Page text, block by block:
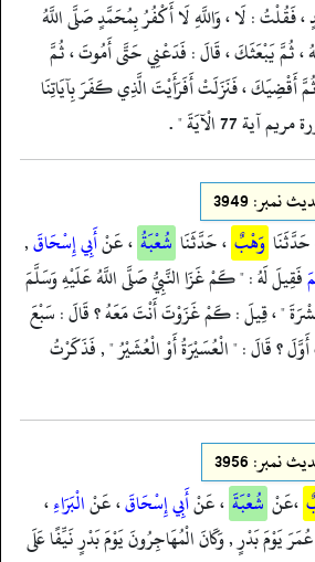
: لَا ، وَاللَّهِ لَا أَكْفُرُ بِمُحَمَّدٍ صَلَّى اللَّهُ
، ثُمَّ يَبْعَثَكَ ، قَالَ : فَدَعْنِي حَتَّى أَمُوتَ ، ثُمَّ
أَقْضِيَكَ ، فَنَزَلَتْ أَفَرَأَيْتَ الَّذِي كَفَرَ بِآيَاتِنَا
77 الْآيَةَ " .
3949
حَدَّثَنَا وَهْبٌ ، حَدَّثَنَا شُعْبَةُ ، عَنْأَبِي إِسْحَاقَ,
فَقِيلَ لَهُ : " كَمْ غَزَا النَّبِيُّ صَلَّى اللَّهُ عَلَيْهِ وَسَلَّمَ
" ، قِيلَ : كَمْ غَزَوْتَ أَنْتَ مَعَهُ ؟ قَالَ : سَبْعَ
؟ قَالَ : " الْعُسَيْرَةُ أَوْ الْعُشَيْرُ " , فَذَكَرْتُ
3956
،عَنْ شُعْبَةَ ، عَنْأَبِي إِسْحَاقَ، عَنْالْبَرَاءِ،
يَوْمَ بَدْرٍ , وَكَانَ الْمُهَاجِرُونَ يَوْمَ بَدْرٍ نَيِّفًا عَلَى